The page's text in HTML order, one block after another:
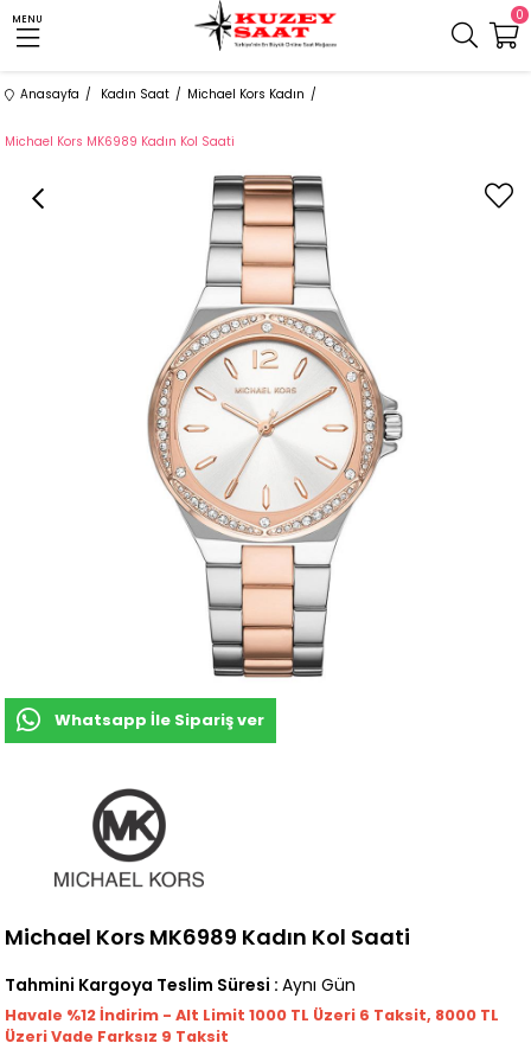
MENU 0
Anasayfa Kadın Saat Michael Kors Kadın
Michael Kors MK6989 Kadın Kol Saati
Whatsapp İle Sipariş ver
Michael Kors MK6989 Kadın Kol Saati
Tahmini Kargoya Teslim Süresi : Aynı Gün
Havale %12 İndirim - Alt Limit 1000 TL Üzeri 6 Taksit, 8000 TL
Üzeri Vade Farksız 9 Taksit